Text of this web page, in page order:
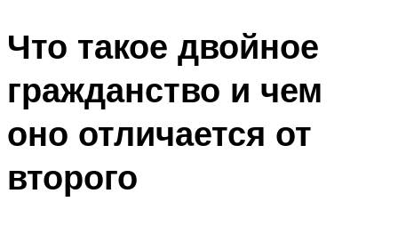
Что такое двойное
гражданство и чем
оно отличается от
второго